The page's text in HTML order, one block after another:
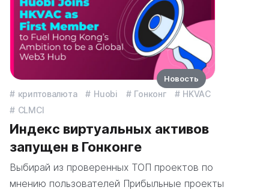
криптовалюта Huobi Гонконг
HKVAC
CLMCI
Индекс виртуальных активов
запущен в Гонконге
Выбирай из проверенных ТОП проектов по
мнению пользователей Прибыльные проекты
Новость